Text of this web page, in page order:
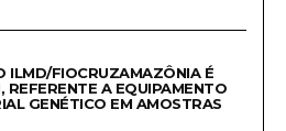
ILMD/FIOCRUZAMAZÔNIA É
REFERENTE A EQUIPAMENTO
GENÉTICO EM AMOSTRAS